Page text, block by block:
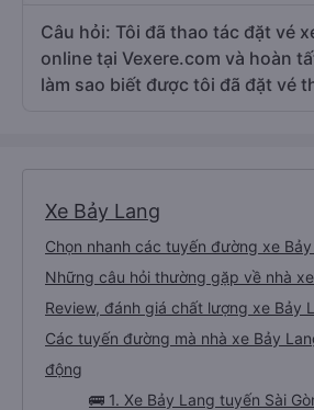
Câu hỏi: Tôi đã thao tác đặt vé
online tại Vexere.com và hoàn
làm sao biết được tôi đã đặt vé
Xe Bảy Lang
Chọn nhanh các tuyến đường xe
Những câu hỏi thường gặp về nhà
Review, đánh giá chất lượng xe Bảy
Các tuyến đường mà nhà xe Bảy
động
🚌 1. Xe Bảy Lang tuyến Sài